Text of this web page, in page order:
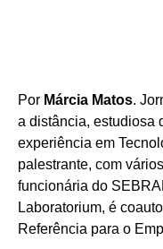
Por Márcia Matos.
a distância, estudiosa
experiência em
palestrante, com
funcionária do
Laboratorium, é
Referência para o